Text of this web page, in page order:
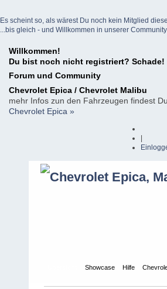
Es scheint so, als wärest Du noch kein Mitglied
...bis gleich - und Willkommen in unserer
Willkommen!
Du bist noch nicht registriert? Schade!
Forum und Community
Chevrolet Epica / Chevrolet Malibu
mehr Infos zun den Fahrzeugen findest
Chevrolet Epica »
Showcase Hilfe